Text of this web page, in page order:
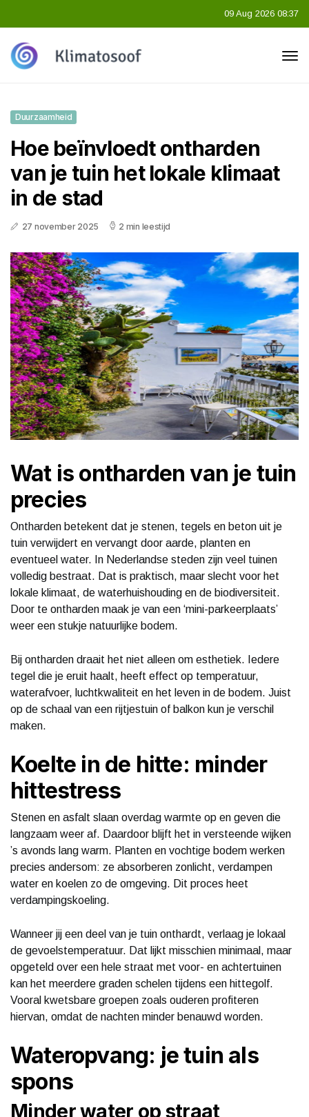
09 Aug 2026 08:37
Duurzaamheid
Hoe beïnvloedt ontharden
van je tuin het lokale klimaat
in de stad
27 november 2025 2 min leestijd
Wat is ontharden van je tuin
precies
Ontharden betekent dat je stenen, tegels en beton uit je
tuin verwijdert en vervangt door aarde, planten en
eventueel water. In Nederlandse steden zijn veel tuinen
volledig bestraat. Dat is praktisch, maar slecht voor het
lokale klimaat, de waterhuishouding en de biodiversiteit.
Door te ontharden maak je van een ‘mini-parkeerplaats’
weer een stukje natuurlijke bodem.
Bij ontharden draait het niet alleen om esthetiek. Iedere
tegel die je eruit haalt, heeft effect op temperatuur,
waterafvoer, luchtkwaliteit en het leven in de bodem. Juist
op de schaal van een rijtjestuin of balkon kun je verschil
maken.
Koelte in de hitte: minder
hittestress
Stenen en asfalt slaan overdag warmte op en geven die
langzaam weer af. Daardoor blijft het in versteende wijken
’s avonds lang warm. Planten en vochtige bodem werken
precies andersom: ze absorberen zonlicht, verdampen
water en koelen zo de omgeving. Dit proces heet
verdampingskoeling.
Wanneer jij een deel van je tuin onthardt, verlaag je lokaal
de gevoelstemperatuur. Dat lijkt misschien minimaal, maar
opgeteld over een hele straat met voor- en achtertuinen
kan het meerdere graden schelen tijdens een hittegolf.
Vooral kwetsbare groepen zoals ouderen profiteren
hiervan, omdat de nachten minder benauwd worden.
Wateropvang: je tuin als
spons
Minder water op straat